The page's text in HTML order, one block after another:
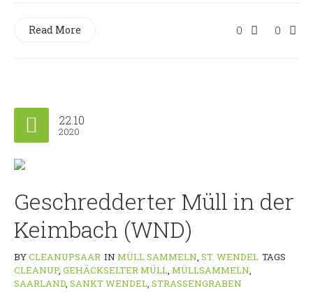
0 0
Read More
22.10
2020
Geschredderter Müll in der
Keimbach (WND)
BYCLEANUPSAAR IN MÜLL SAMMELN, ST. WENDEL TAGS
CLEANUP, GEHÄCKSELTER MÜLL, MÜLLSAMMELN,
SAARLAND, SANKT WENDEL, STRASSENGRABEN